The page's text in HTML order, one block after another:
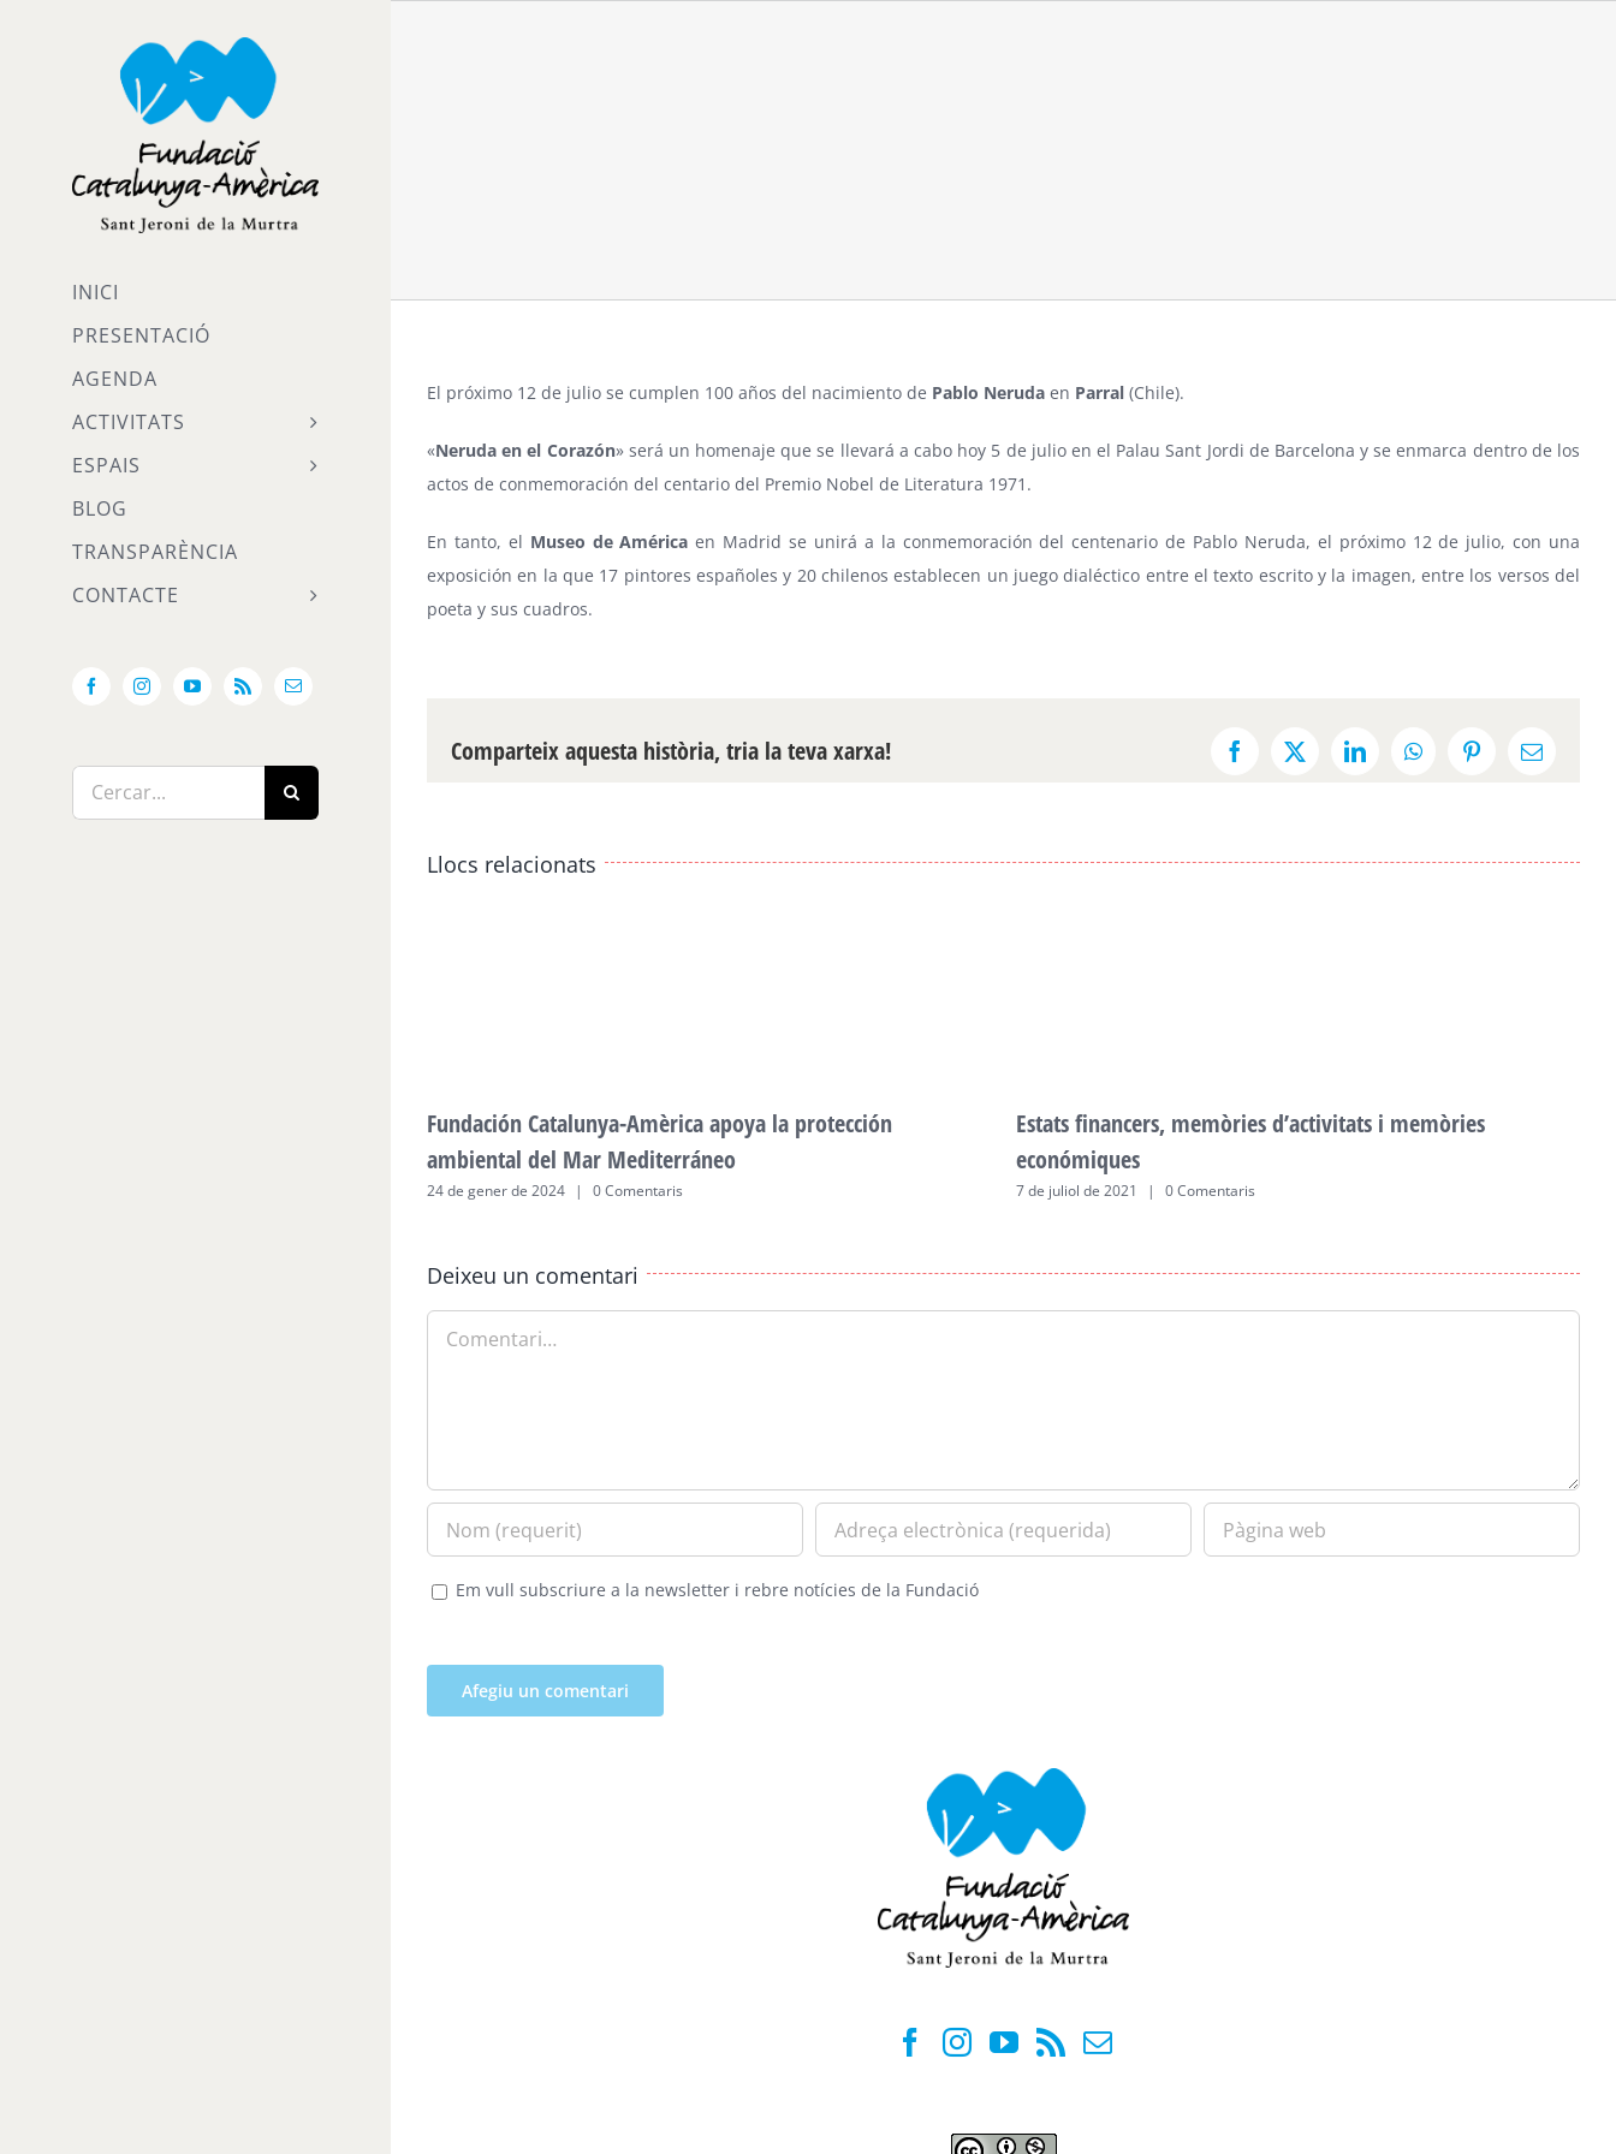
INICI
PRESENTACIÓ
AGENDA
ACTIVITATS
ESPAIS
BLOG
TRANSPARÈNCIA
CONTACTE
FacebookInstagramYouTube
Rss Email:
Cerca
…
El próximo 12 de julio se cumplen 100 años del nacimiento de Pablo Neruda en Parral (Chile).
«Neruda en el Corazón» será un homenaje que se llevará a cabo hoy 5 de julio en el Palau Sant Jordi de Barcelona y se enmarca dentro de los
actos de conmemoración del centario del Premio Nobel de Literatura 1971.
En tanto, el Museo de América en Madrid se unirá a la conmemoración del centenario de Pablo Neruda, el próximo 12 de julio, con una
exposición en la que 17 pintores españoles y 20 chilenos establecen un juego dialéctico entre el texto escrito y la imagen, entre los versos del
poeta y sus cuadros.
Comparteix aquesta història, tria la teva xarxa! Facebook
X LinkedInWhatsAppPinterestEmail:
Llocs relacionats
Fundación Catalunya-Amèrica apoya la protección
ambiental del Mar Mediterráneo
24 de gener de 2024 | 0 Comentaris
Estats financers, memòries d’activitats i memòries
económiques
7 de juliol de 2021 | 0 Comentaris
Deixeu un comentari
Em vull subscriure a la newsletter i rebre notícies de la Fundació